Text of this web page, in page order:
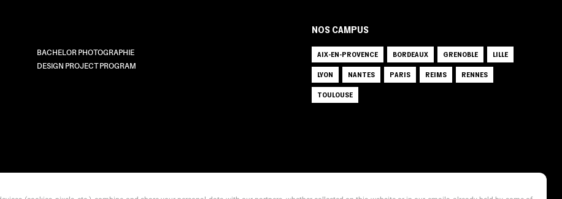
BACHELOR PHOTOGRAPHIE
DESIGN PROJECT PROGRAM
NOS CAMPUS
AIX-EN-PROVENCE BORDEAUX GRENOBLE
LILLE
LYON
NANTES PARIS REIMS
RENNES
TOULOUSE